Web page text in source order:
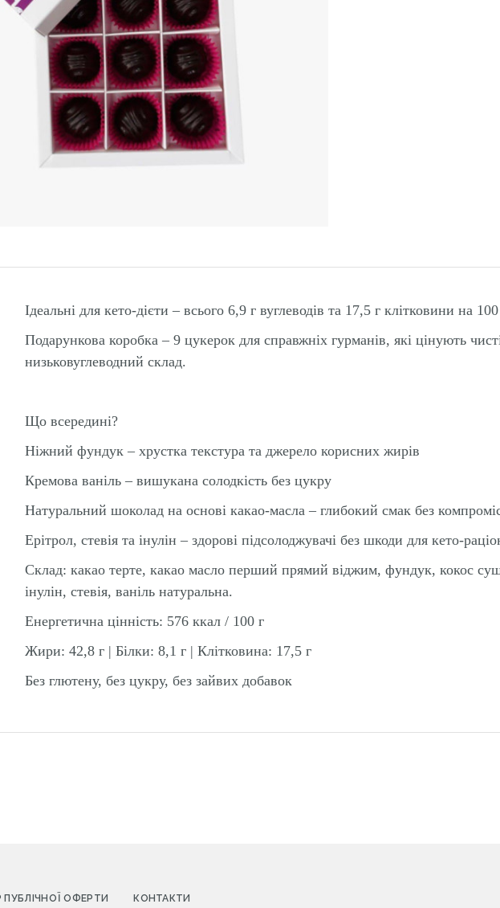
Ідеальні для кето-дієти – всього 6,9 г вуглеводів та 17,5 г клітковини на
Подарункова коробка – 9 цукерок для справжніх гурманів, які цінують
низьковуглеводний склад.
Що всередині?
Ніжний фундук – хрустка текстура та джерело корисних жирів
Кремова ваніль – вишукана солодкість без цукру
Натуральний шоколад на основі какао-масла – глибокий смак без
Ерітрол, стевія та інулін – здорові підсолоджувачі без шкоди для кето-
Склад: какао терте, какао масло перший прямий віджим, фундук, кокос
інулін, стевія, ваніль натуральна.
Енергетична цінність: 576 ккал / 100 г
Жири: 42,8 г | Білки: 8,1 г | Клітковина: 17,5 г
Без глютену, без цукру, без зайвих добавок
ПУБЛІЧНОЇ ОФЕРТИ КОНТАКТИ